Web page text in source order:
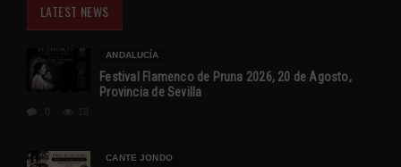
LATEST NEWS
ANDALUCÍA
Festival Flamenco de Pruna 2026, 20 de Agosto,
Provincia de Sevilla
18
CANTE JONDO